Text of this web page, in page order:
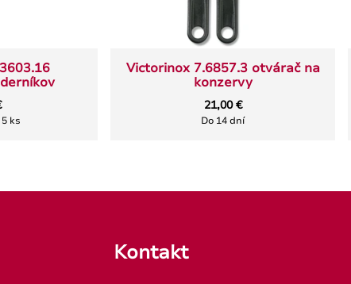
ks
Victorinox 7.6857.3 otvárač na
konzervy
21,00 €
Do 14 dní
Kontakt